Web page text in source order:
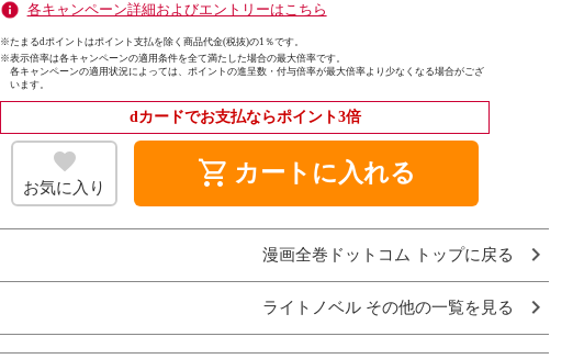
各キャンペーン詳細およびエントリーはこちら
※たまるdポイントはポイント支払を除く商品代金(税抜)の1％です。
※表示倍率は各キャンペーンの適用条件を全て満たした場合の最大倍率です。
各キャンペーンの適用状況によっては、ポイントの進呈数・付与倍率が最大倍率より少なくなる場合がござ
います。
dカードでお支払ならポイント3倍
お気に入り shopping_cart カートに入れる
漫画全巻ドットコム トップに戻る
ライトノベル その他の一覧を見る